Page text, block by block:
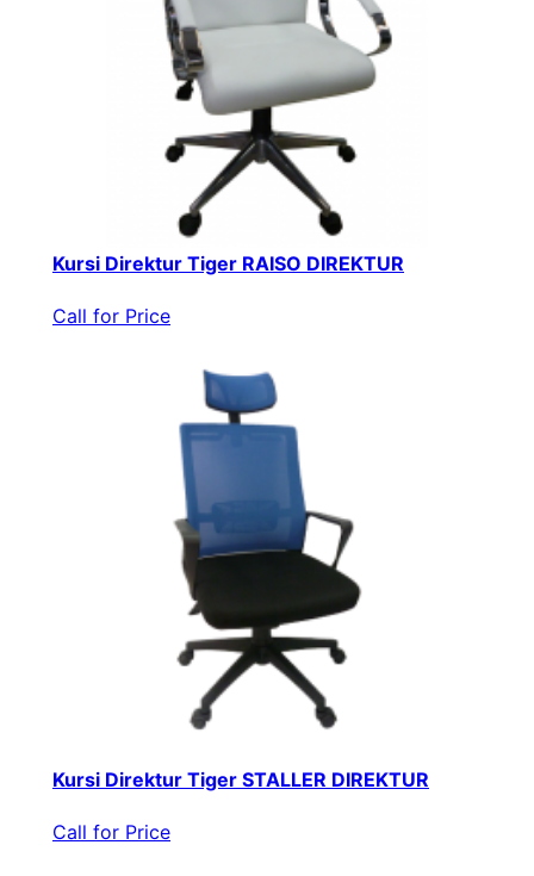
Kursi Direktur Tiger RAISO DIREKTUR
Call for Price
Kursi Direktur Tiger STALLER DIREKTUR
Call for Price